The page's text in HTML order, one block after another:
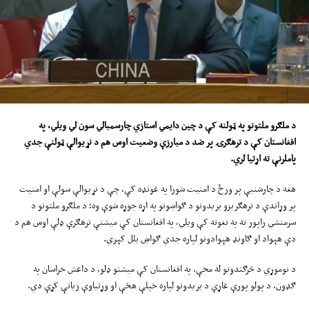
د ملګرو ملتونو پهټولنهکې د چین دایمي استازيچارسمباليسون لي ویلي، په
افغانستان کې د ترهګرۍ پر ضد د مبارزې وضعیت اوسهم د نړیوالې ټولنې جدي
پاملرنې ته اړتیا لري.
هغه د چارشنبې پر ورځ د امنیت شورا په غونډه کې، چې د نړیوالې سولې او امنیت
پر وړاندې د ترهګریزو بریدونو د ګواښونو په اړه جوړه شوې وه؛ د ملګرو ملتونو د
سرمنشي راپور ته په نغوته کې ویلي، په افغانستان کې میشتې ترهګرې ډلې اوس هم د
دې هېواد او ګاونډ هېوادونو لپاره جدي ګواښ بلل کېږي.
د نوموړي د څرګندونو له مخې، په افغانستان کې میشتو ډلو، د داعش خراسان په
ګډون، د پولو پورې غاړې د بریدونو لپاره خپلې هڅې او وړتیاوې زیاتې کړې دي.